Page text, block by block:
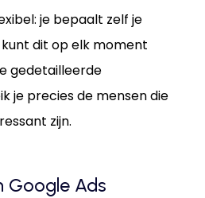
je bepaalt zelf je
dit op elk moment
gedetailleerde
je precies de mensen die
zijn.
Google Ads